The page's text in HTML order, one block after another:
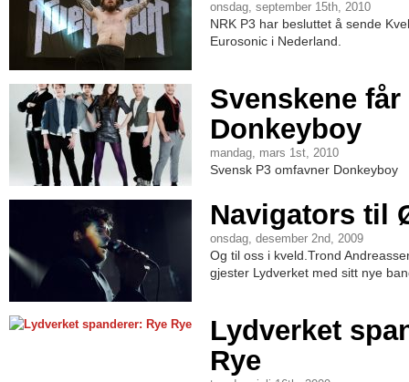
onsdag, september 15th, 2010
NRK P3 har besluttet å sende
Eurosonic i Nederland.
Svenskene
Donkeyboy
mandag, mars 1st, 2010
Svensk P3 omfavner Donkeyboy
Navigators til
onsdag, desember 2nd, 2009
Og til oss i kveld.Trond
gjester Lydverket med sitt nye
Lydverket
Rye